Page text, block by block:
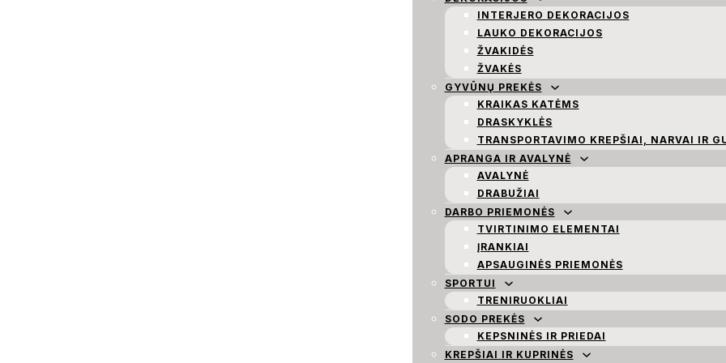
INTERJERO DEKORACIJOS
LAUKO DEKORACIJOS
ŽVAKIDĖS
ŽVAKĖS
GYVŪNŲ PREKĖS
KRAIKAS KATĖMS
DRASKYKLĖS
TRANSPORTAVIMO KREPŠIAI, NARVAI IR
APRANGA IR AVALYNĖ
AVALYNĖ
DRABUŽIAI
DARBO PRIEMONĖS
TVIRTINIMO ELEMENTAI
ĮRANKIAI
APSAUGINĖS PRIEMONĖS
SPORTUI
TRENIRUOKLIAI
SODO PREKĖS
KEPSNINĖS IR PRIEDAI
KREPŠIAI IR KUPRINĖS